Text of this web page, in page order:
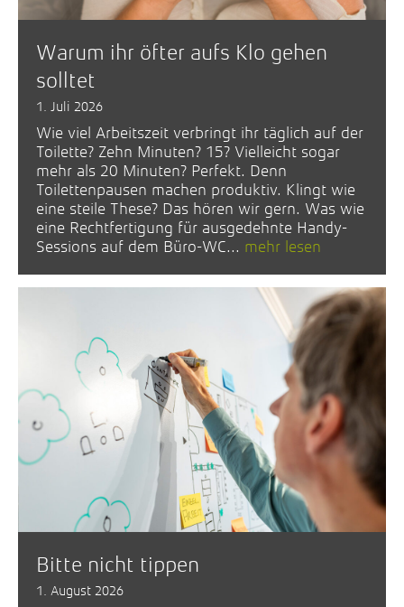
Warum ihr öfter aufs Klo gehen
solltet
1. Juli 2026
Wie viel Arbeitszeit verbringt ihr täglich auf der
Toilette? Zehn Minuten? 15? Vielleicht sogar
mehr als 20 Minuten? Perfekt. Denn
Toilettenpausen machen produktiv. Klingt wie
eine steile These? Das hören wir gern. Was wie
eine Rechtfertigung für ausgedehnte Handy-
Sessions auf dem Büro-WC... mehr lesen
Bitte nicht tippen
1. August 2026